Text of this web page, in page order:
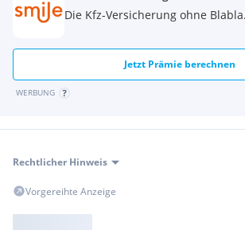
Die Kfz-Versicherung ohne Blabla.
Jetzt Prämie berechnen
WERBUNG
Rechtlicher Hinweis
Vorgereihte Anzeige